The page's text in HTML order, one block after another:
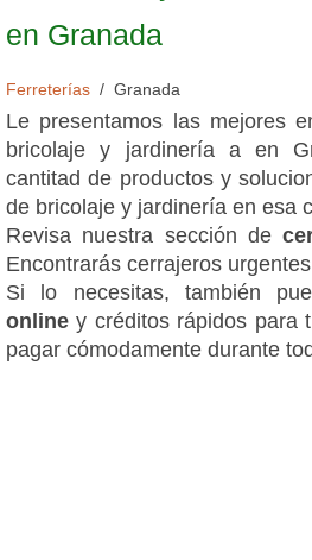
en Granada
Ferreterías Granada
Le presentamos las mejores
bricolaje y jardinería a en
cantitad de productos y
de bricolaje y jardinería en esa
Revisa nuestra sección de
Encontrarás cerrajeros
Si lo necesitas, también
onliney créditos rápidos para
pagar cómodamente durante